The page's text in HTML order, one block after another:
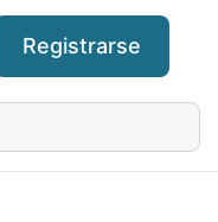
Registrarse